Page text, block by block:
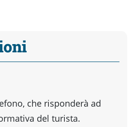
che risponderà ad
del turista.